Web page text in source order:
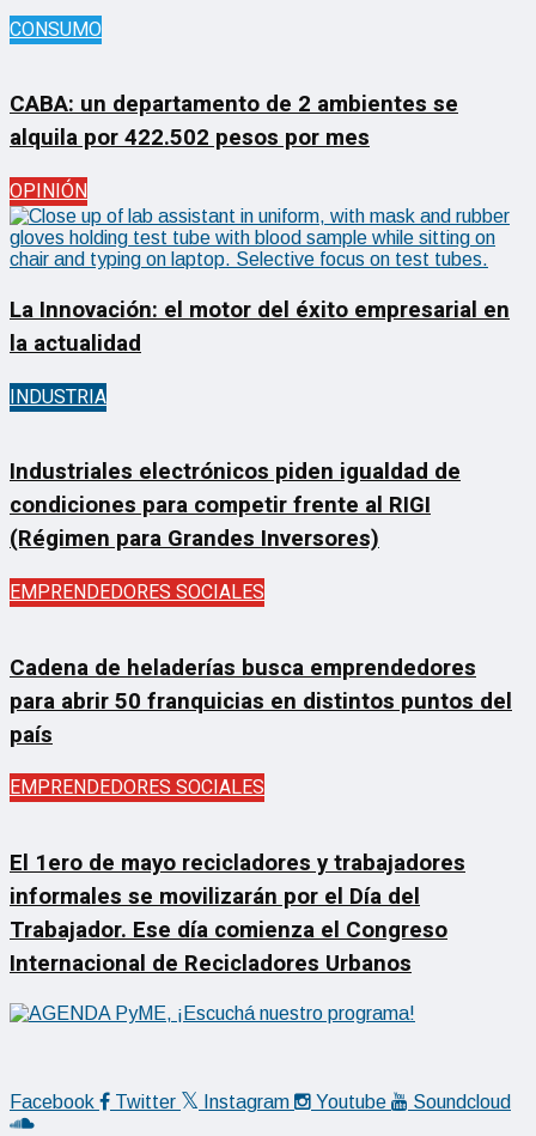
CONSUMO
CABA: un departamento de 2 ambientes se
alquila por 422.502 pesos por mes
OPINIÓN
La Innovación: el motor del éxito empresarial en
la actualidad
INDUSTRIA
Industriales electrónicos piden igualdad de
condiciones para competir frente al RIGI
(Régimen para Grandes Inversores)
EMPRENDEDORES SOCIALES
Cadena de heladerías busca emprendedores
para abrir 50 franquicias en distintos puntos del
país
EMPRENDEDORES SOCIALES
El 1ero de mayo recicladores y trabajadores
informales se movilizarán por el Día del
Trabajador. Ese día comienza el Congreso
Internacional de Recicladores Urbanos
Facebook Twitter Instagram Youtube Soundcloud